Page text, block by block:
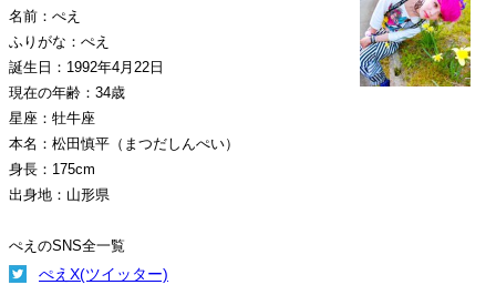
名前：ぺえ
ふりがな：ぺえ
誕生日：1992年4月22日
現在の年齢：34歳
星座：牡牛座
本名：松田慎平（まつだしんぺい）
身長：175cm
出身地：山形県
ぺえのSNS全一覧
ぺえX(ツイッター)